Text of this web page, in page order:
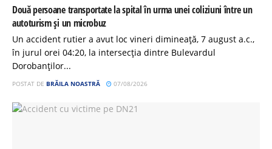
Două persoane transportate la spital în urma unei coliziuni între un
autoturism și un microbuz
Un accident rutier a avut loc vineri dimineață, 7 august a.c.,
în jurul orei 04:20, la intersecția dintre Bulevardul
Dorobanților...
POSTAT DE BRĂILA NOASTRĂ 07/08/2026